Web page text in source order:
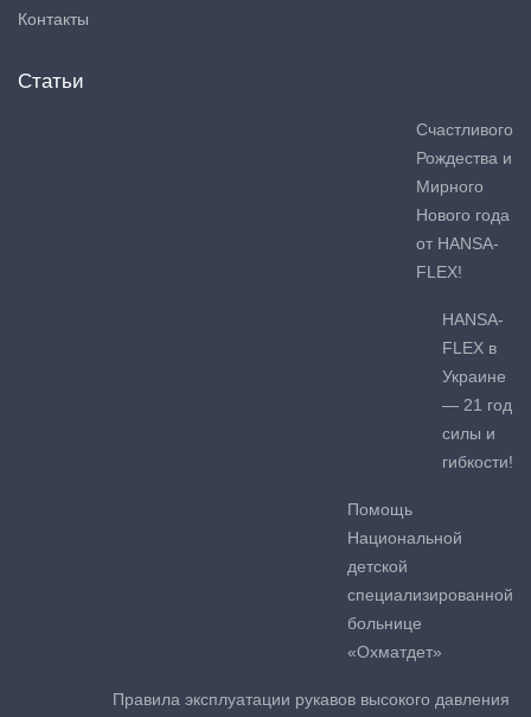
Контакты
Статьи
Счастливого
Рождества и
Мирного
Нового года
от HANSA-
FLEX!
HANSA-
FLEX в
Украине
— 21 год
силы и
гибкости!
Помощь
Национальной
детской
специализированной
больнице
«Охматдет»
Правила эксплуатации рукавов высокого давления